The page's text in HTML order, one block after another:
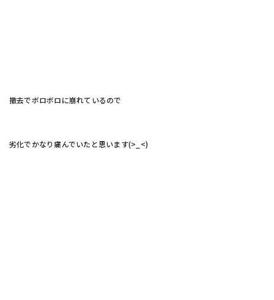
撤去でボロボロに崩れているので
劣化でかなり痛んでいたと思います(>_<)